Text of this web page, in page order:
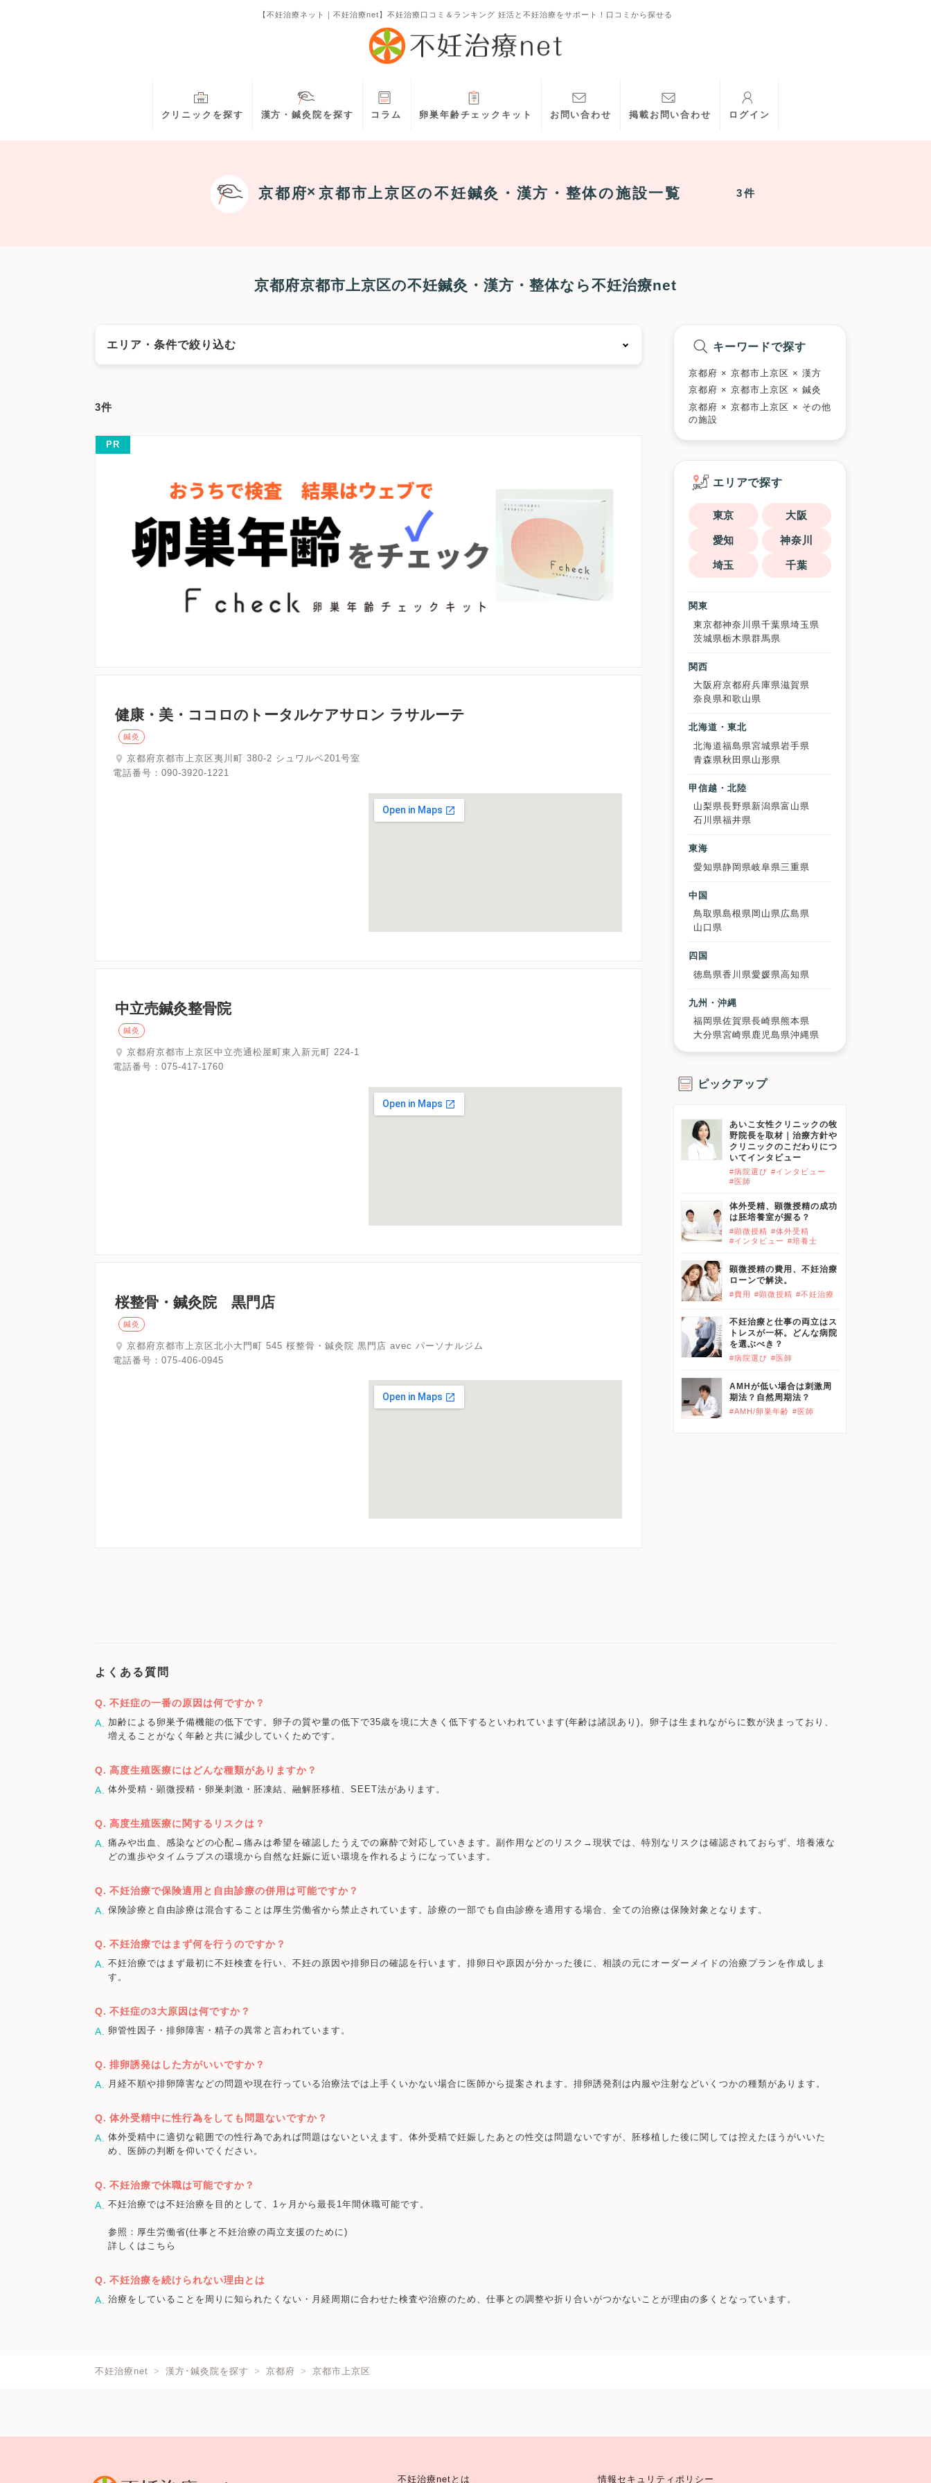
【不妊治療ネット｜不妊治療net】不妊治療口コミ＆ランキング 妊活と不妊治療をサポート！口コミから探せる
クリニックを探す 漢方・鍼灸院を探す コラム 卵巣年齢チェックキット お問い合わせ 掲載お問い合わせ ログイン
京都府 京都市上京区の不妊鍼灸・漢方・整体の施設一覧 3件
京都府京都市上京区の不妊鍼灸・漢方・整体なら不妊治療net
エリア・条件で絞り込む
京都市右京区
城陽市
キーワードで絞る
鍼灸 その他の施設
3件
PR
健康・美・ココロのトータルケアサロン ラサルーテ
鍼灸
京都府京都市上京区夷川町 380-2 シュワルベ201号室
電話番号： 090-3920-1221
中立売鍼灸整骨院
鍼灸
京都府京都市上京区中立売通松屋町東入新元町 224-1
電話番号： 075-417-1760
桜整骨・鍼灸院 黒門店
鍼灸
京都府京都市上京区北小大門町 545 桜整骨・鍼灸院 黒門店 avec パーソナルジム
電話番号： 075-406-0945
キーワードで探す
京都府 × 京都市上京区 × 漢方
京都府 × 京都市上京区 × 鍼灸
京都府 × 京都市上京区 × その他
の施設
エリアで探す
東京 大阪
愛知 神奈川
埼玉 千葉
関東
東京都神奈川県千葉県埼玉県
茨城県栃木県群馬県
関西
大阪府京都府兵庫県滋賀県
奈良県和歌山県
北海道・東北
北海道福島県宮城県岩手県
青森県秋田県 山形県
甲信越・北陸
山梨県長野県新潟県富山県
石川県福井県
東海
愛知県静岡県岐阜県 三重県
中国
鳥取県島根県 岡山県広島県
山口県
四国
徳島県香川県愛媛県高知県
九州・沖縄
福岡県佐賀県長崎県熊本県
大分県宮崎県鹿児島県沖縄県
ピックアップ
あいこ女性クリニックの牧
野院長を取材｜治療方針や
クリニックのこだわりにつ
いてインタビュー
#病院選び #インタビュー
#医師
体外受精、顕微授精の成功
は胚培養室が握る？
#顕微授精 #体外受精
#インタビュー #培養士
顕微授精の費用、不妊治療
ローンで解決。
#費用 #顕微授精 #不妊治療
不妊治療と仕事の両立はス
トレスが一杯。どんな病院
を選ぶべき？
#病院選び #医師
AMHが低い場合は刺激周
期法？自然周期法？
#AMH/卵巣年齢 #医師
よくある質問
不妊症の一番の原因は何ですか？
加齢による卵巣予備機能の低下です。卵子の質や量の低下で35歳を境に大きく低下するといわれています(年齢は諸説あり)。卵子は生まれながらに数が決まっており、
増えることがなく年齢と共に減少していくためです。
高度生殖医療にはどんな種類がありますか？
体外受精・顕微授精・卵巣刺激・胚凍結、融解胚移植、SEET法があります。
高度生殖医療に関するリスクは？
痛みや出血、感染などの心配→痛みは希望を確認したうえでの麻酔で対応していきます。副作用などのリスク→現状では、特別なリスクは確認されておらず、培養液な
どの進歩やタイムラプスの環境から自然な妊娠に近い環境を作れるようになっています。
不妊治療で保険適用と自由診療の併用は可能ですか？
保険診療と自由診療は混合することは厚生労働省から禁止されています。診療の一部でも自由診療を適用する場合、全ての治療は保険対象となります。
不妊治療ではまず何を行うのですか？
不妊治療ではまず最初に不妊検査を行い、不妊の原因や排卵日の確認を行います。排卵日や原因が分かった後に、相談の元にオーダーメイドの治療プランを作成しま
す。
不妊症の3大原因は何ですか？
卵管性因子・排卵障害・精子の異常と言われています。
排卵誘発はした方がいいですか？
月経不順や排卵障害などの問題や現在行っている治療法では上手くいかない場合に医師から提案されます。排卵誘発剤は内服や注射などいくつかの種類があります。
体外受精中に性行為をしても問題ないですか？
体外受精中に適切な範囲での性行為であれば問題はないといえます。体外受精で妊娠したあとの性交は問題ないですが、胚移植した後に関しては控えたほうがいいた
め、医師の判断を仰いでください。
不妊治療で休職は可能ですか？
不妊治療では不妊治療を目的として、1ヶ月から最長1年間休職可能です。
参照：厚生労働省(仕事と不妊治療の両立支援のために)
詳しくはこちら
不妊治療を続けられない理由とは
治療をしていることを周りに知られたくない・月経周期に合わせた検査や治療のため、仕事との調整や折り合いがつかないことが理由の多くとなっています。
不妊治療net 漢方･鍼灸院を探す 京都府 京都市上京区
不妊治療netとは 情報セキュリティポリシー